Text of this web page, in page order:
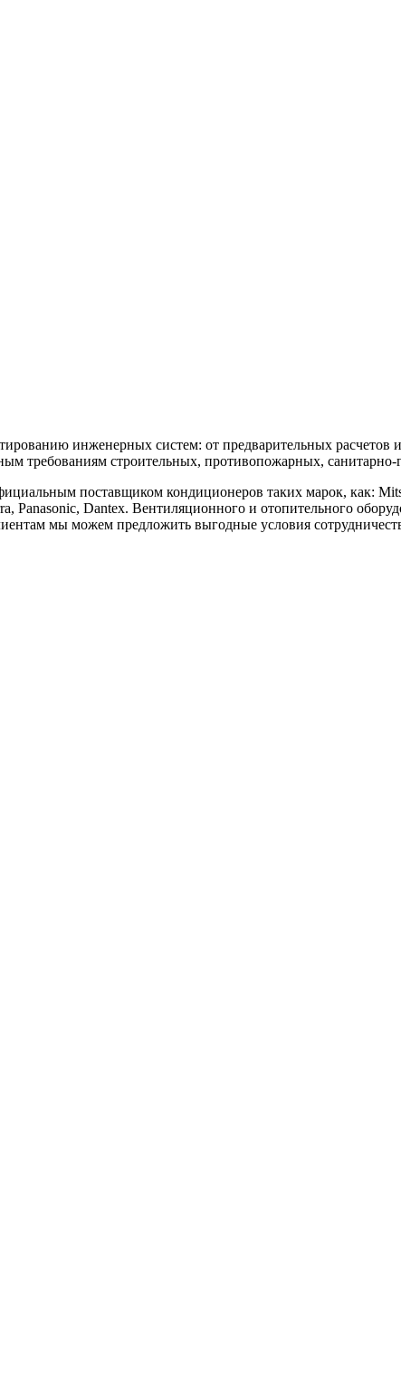
инженерных систем: от предварительных расчетов и
требованиям строительных, противопожарных,
поставщиком кондиционеров таких марок, как:
Panasonic, Dantex. Вентиляционного и отопительного
мы можем предложить выгодные условия